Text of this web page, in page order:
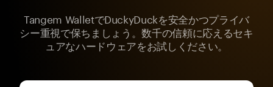
Tangem WalletでDuckyDuckを安全かつプライバ
シー重視で保ちましょう。数千の信頼に応えるセキ
ュアなハードウェアをお試しください。